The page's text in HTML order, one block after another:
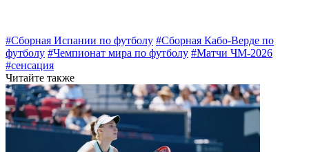
#Сборная Испании по футболу #Сборная Кабо-Верде по
футболу #Чемпионат мира по футболу #Матчи ЧМ-2026
#сенсация
Читайте также